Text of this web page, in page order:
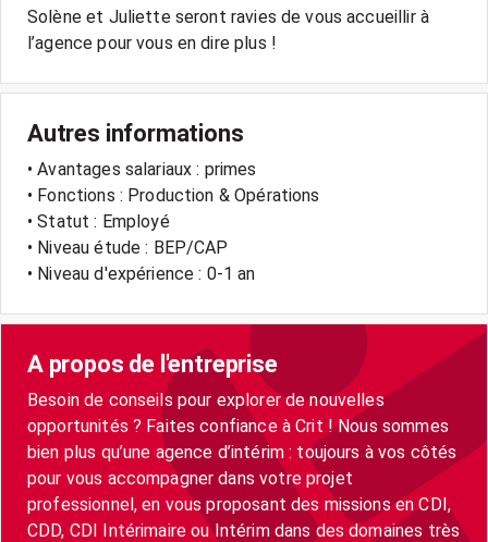
Solène et Juliette seront ravies de vous accueillir à
l’agence pour vous en dire plus !
Autres informations
• Avantages salariaux : primes
• Fonctions : Production & Opérations
• Statut : Employé
• Niveau étude : BEP/CAP
• Niveau d'expérience : 0-1 an
A propos de l'entreprise
Besoin de conseils pour explorer de nouvelles
opportunités ? Faites confiance à Crit ! Nous sommes
bien plus qu’une agence d’intérim : toujours à vos côtés
pour vous accompagner dans votre projet
professionnel, en vous proposant des missions en CDI,
CDD, CDI Intérimaire ou Intérim dans des domaines très